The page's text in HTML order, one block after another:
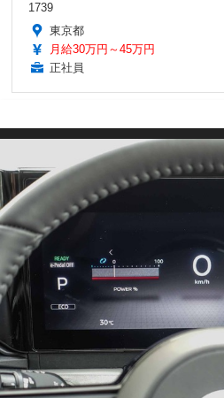
1739
東京都
月給30万円～45万円
正社員